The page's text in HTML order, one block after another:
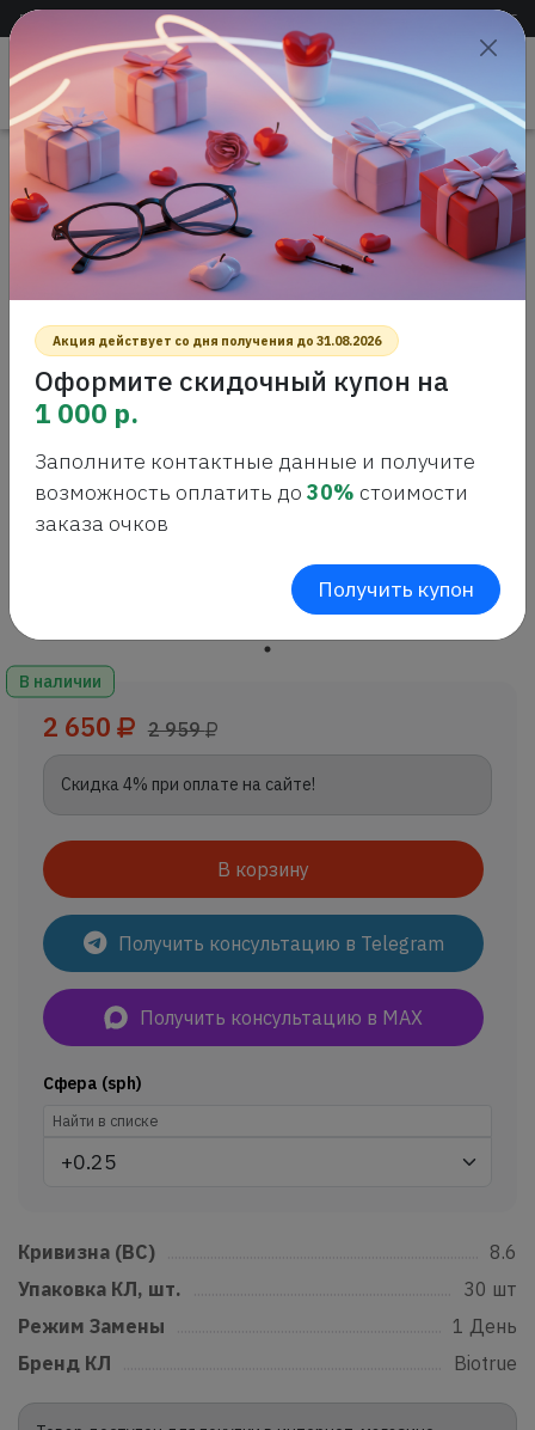
Доставка по всей России +7 (383) 288-54-55
САЛОН ОПТИКИ
Проверить
зрение
Главная Интернет-магазин оптики
Контактные линзы
Biotrue one day lens, 30шт
BIOTRUE ONE DAY LENS, 30ШТ
В наличии
2 650 2 959
Скидка 4% при оплате на сайте!
В корзину
Получить консультацию в Telegram
Получить консультацию в MAX
Сфера (sph)
Кривизна (BC)
8.6
Упаковка КЛ, шт.
30 шт
Режим Замены
1 День
Бренд КЛ
Biotrue
Акция действует со дня получения до 31.08.2026
Оформите скидочный купон на
1 000 р.
Заполните контактные данные и получите
возможность оплатить до 30% стоимости
заказа очков
Получить купон